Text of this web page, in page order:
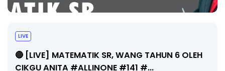
LIVE
🔴 [LIVE] MATEMATIK SR, WANG TAHUN 6 OLEH
CIKGU ANITA #ALLINONE #141 #...